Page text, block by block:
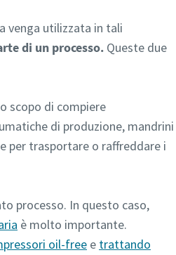
venga utilizzata in tali
di un processo. Queste due
scopo di compiere
di produzione, mandrini
per trasportare o raffreddare i
processo. In questo caso,
è molto importante.
oil-free e trattando